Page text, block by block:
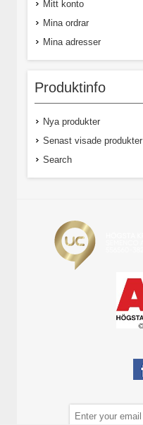
Mitt konto
Mina ordrar
Mina adresser
Produktinfo
Nya produkter
Senast visade produkter
Search